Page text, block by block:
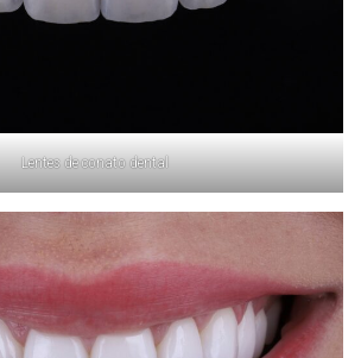
Lentes de conato dental